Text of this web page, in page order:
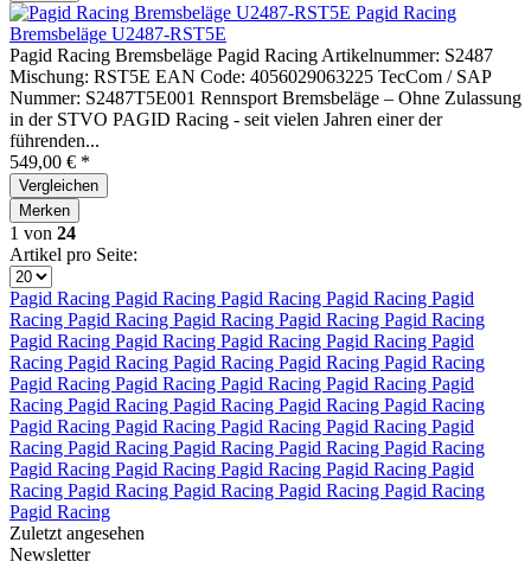
Pagid Racing
Bremsbeläge U2487-RST5E
Pagid Racing Bremsbeläge Pagid Racing Artikelnummer: S2487
Mischung: RST5E EAN Code: 4056029063225 TecCom / SAP
Nummer: S2487T5E001 Rennsport Bremsbeläge – Ohne Zulassung
in der STVO PAGID Racing - seit vielen Jahren einer der
führenden...
549,00 € *
Vergleichen
Merken
1 von 24
Artikel pro Seite:
Pagid Racing Pagid Racing Pagid Racing Pagid Racing Pagid
Racing Pagid Racing Pagid Racing Pagid Racing Pagid Racing
Pagid Racing Pagid Racing Pagid Racing Pagid Racing Pagid
Racing Pagid Racing Pagid Racing Pagid Racing Pagid Racing
Pagid Racing Pagid Racing Pagid Racing Pagid Racing Pagid
Racing Pagid Racing Pagid Racing Pagid Racing Pagid Racing
Pagid Racing Pagid Racing Pagid Racing Pagid Racing Pagid
Racing Pagid Racing Pagid Racing Pagid Racing Pagid Racing
Pagid Racing Pagid Racing Pagid Racing Pagid Racing Pagid
Racing Pagid Racing Pagid Racing Pagid Racing Pagid Racing
Pagid Racing
Zuletzt angesehen
Newsletter